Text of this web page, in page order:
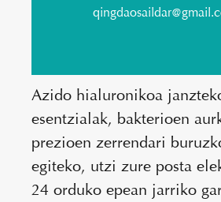
Azido hialuronikoa
esentzialak, bakterioen
prezioen zerrendari
egiteko, utzi zure posta
24 orduko epean jarriko